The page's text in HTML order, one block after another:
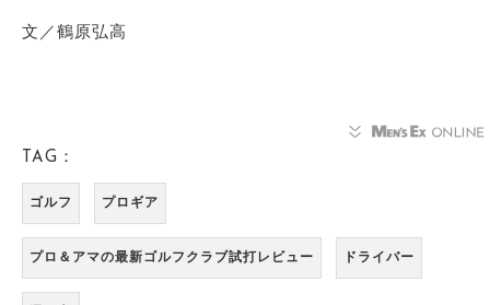
文／鶴原弘高
TAG：
ゴルフ プロギア
プロ＆アマの最新ゴルフクラブ試打レビュー ドライバー